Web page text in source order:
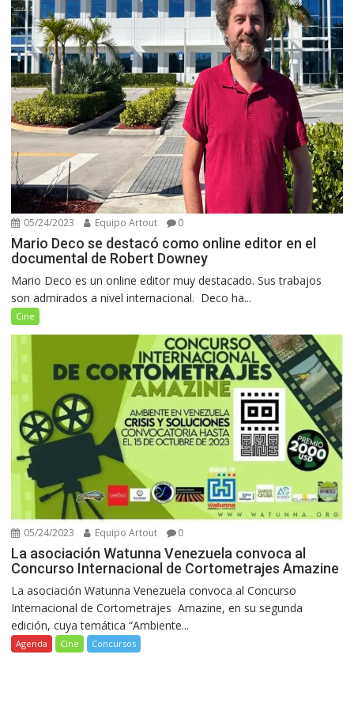
05/24/2023 Equipo Artout 0
Mario Deco se destacó como online editor en el
documental de Robert Downey
Mario Deco es un online editor muy destacado. Sus trabajos
son admirados a nivel internacional. Deco ha...
Cine
05/24/2023 Equipo Artout 0
La asociación Watunna Venezuela convoca al
Concurso Internacional de Cortometrajes Amazine
La asociación Watunna Venezuela convoca al Concurso
Internacional de Cortometrajes Amazine, en su segunda
edición, cuya temática “Ambiente...
Agenda Cine Concursos